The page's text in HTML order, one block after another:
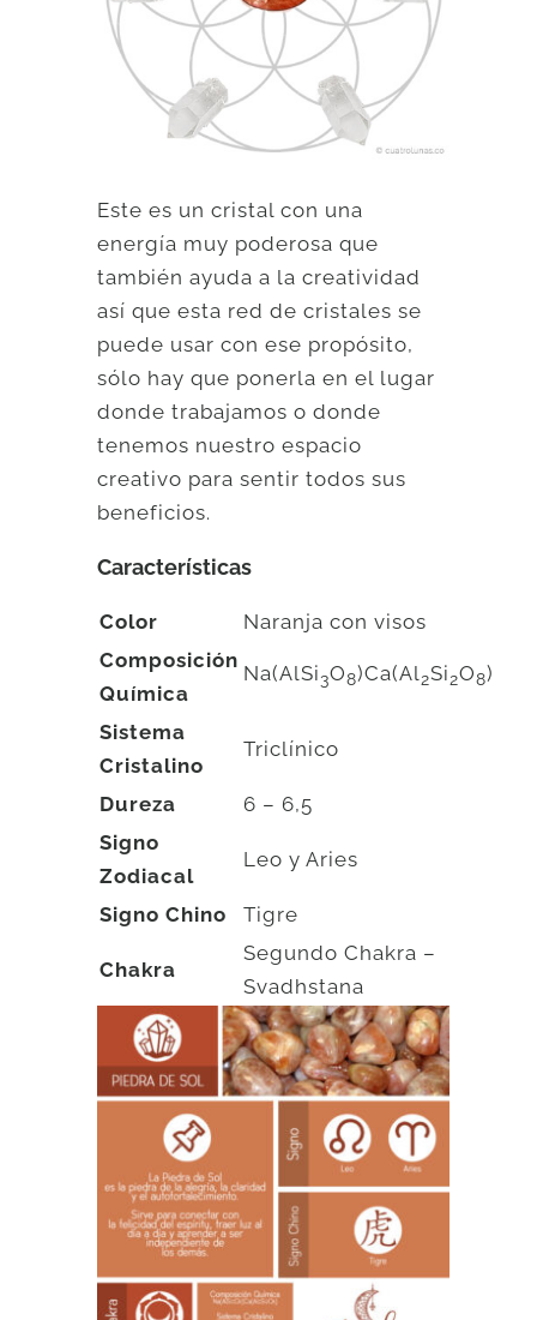
Este es un cristal con una
energía muy poderosa que
también ayuda a la creatividad
así que esta red de cristales se
puede usar con ese propósito,
sólo hay que ponerla en el lugar
donde trabajamos o donde
tenemos nuestro espacio
creativo para sentir todos sus
beneficios.
Características
Color
Naranja con visos
Composición
Química
Na(AlSi3O8)Ca(Al2Si2O8)
Sistema
Cristalino
Triclínico
Dureza
6 – 6,5
Signo
Zodiacal
Leo y Aries
Signo Chino Tigre
Chakra
Segundo Chakra –
Svadhstana